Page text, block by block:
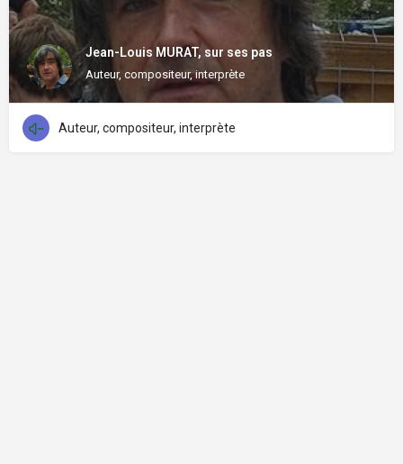
Jean-Louis MURAT, sur ses pas
Auteur, compositeur, interprète
Auteur, compositeur, interprète